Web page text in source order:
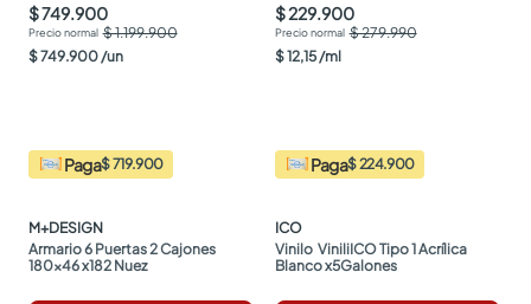
$ 749.900
$ 1.199.900
$749.900 /un
Paga$ 719.900
M+DESIGN
Armario 6 Puertas 2 Cajones
180x46 x182 Nuez
$ 229.900
$ 279.990
$12,15 /ml
Paga$ 224.900
ICO
Vinilo  ViniliICO Tipo 1 Acrílica
Blanco x5Galones